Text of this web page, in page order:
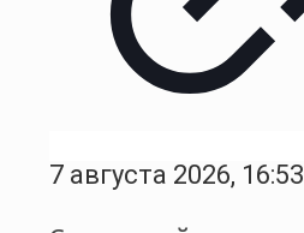
7 августа 2026, 16:53